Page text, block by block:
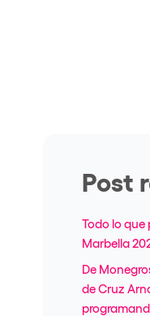
Post
Todo lo que
Marbella
De
de Cruz